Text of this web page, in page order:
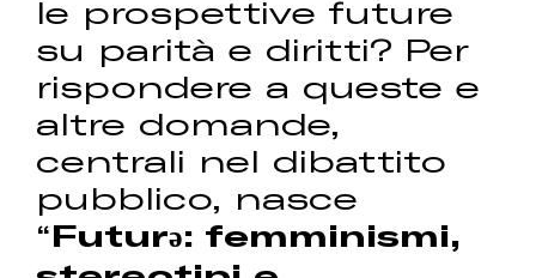
le prospettive future
su parità e diritti? Per
rispondere a queste e
altre domande,
centrali nel dibattito
pubblico, nasce
“Futurə: femminismi,